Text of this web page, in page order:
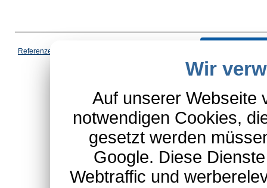
Referenzen
*Schulte-Hauptkatalog,
Wir
Auf unserer Webseite
notwendigen Cookies,
gesetzt werden
Google. Diese
Webtraffic und